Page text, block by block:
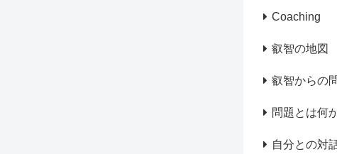
Coaching
叡智の地図
叡智からの
問題とは何
自分との対